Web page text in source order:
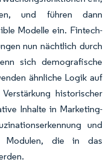
und führen dann
Modelle ein. Fintech-
nun nächtlich durch
sich demografische
ähnliche Logik auf
historischer
Inhalte in Marketing-
und
Modulen, die in das